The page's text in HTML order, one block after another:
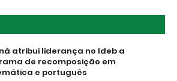
atribui liderança no Ideb a
de recomposição em
e português